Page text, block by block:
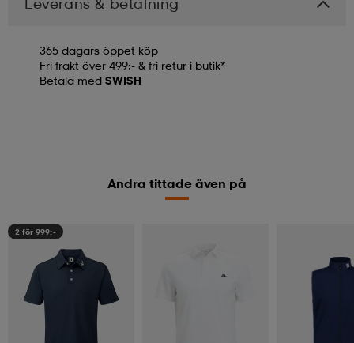
365 dagars öppet köp
Fri frakt över 499:- & fri retur i butik*
Betala med SWISH
Andra tittade även på
2 för 999:-